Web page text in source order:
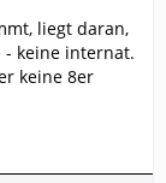
liegt daran,
keine internat.
keine 8er